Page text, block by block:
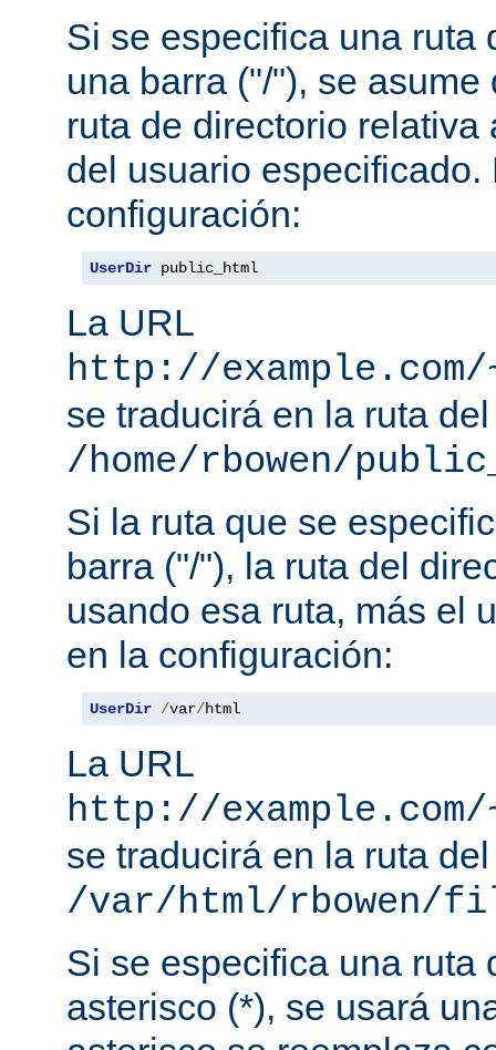
Si se especifica una ruta
una barra ("/"), se
ruta de directorio relativa
del usuario especificado.
configuración:
UserDir public_html
La URL
http://
se traducirá en la ruta
/home/rbowen/
Si la ruta que se
barra ("/"), la ruta del
usando esa ruta, más el
en la configuración:
UserDir /var/html
La URL
http://
se traducirá en la ruta
/var/html/rbowen/
Si se especifica una ruta
asterisco (*), se usará